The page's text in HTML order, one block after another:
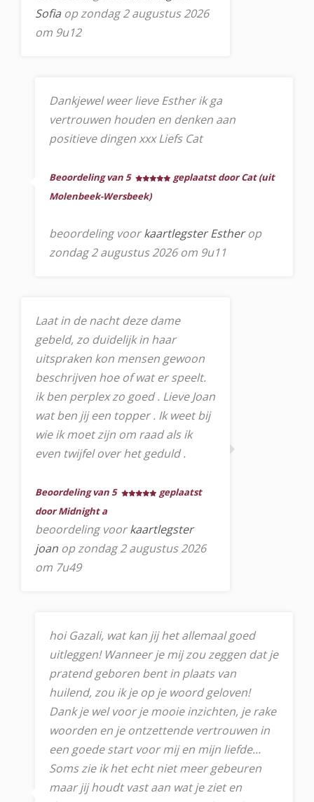
Sofia op zondag 2 augustus 2026
om 9u12
Dankjewel weer lieve Esther ik ga
vertrouwen houden en denken aan
positieve dingen xxx Liefs Cat
Beoordeling van 5
geplaatst door Cat (uit
Molenbeek-Wersbeek)
beoordeling voorkaartlegster Estherop
zondag 2 augustus 2026 om 9u11
Laat in de nacht deze dame
gebeld, zo duidelijk in haar
uitspraken kon mensen gewoon
beschrijven hoe of wat er speelt.
ik ben perplex zo goed . Lieve Joan
wat ben jij een topper . Ik weet bij
wie ik moet zijn om raad als ik
even twijfel over het geduld .
Beoordeling van 5
geplaatst
door Midnight a
beoordeling voorkaartlegster
joan op zondag 2 augustus 2026
om 7u49
hoi Gazali, wat kan jij het allemaal goed
uitleggen! Wanneer je mij zou zeggen dat je
pratend geboren bent in plaats van
huilend, zou ik je op je woord geloven!
Dank je wel voor je mooie inzichten, je rake
woorden en je ontzettende vertrouwen in
een goede start voor mij en mijn liefde...
Soms zie ik het echt niet meer gebeuren
maar jij houdt vast aan wat je ziet en